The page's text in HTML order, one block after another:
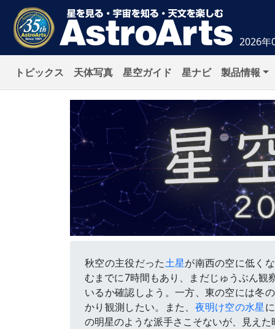
2026年
トピックス 天体写真 星空ガイド 星ナビ 製品情報
秋空の主役だった土星が南西の空に低く
むまでに7時間もあり、まだじゅうぶん観
いるか確認しよう。一方、東の空には冬
かり観測したい。また、 夜明け空の水星
の明星のような派手さこそないが、見え